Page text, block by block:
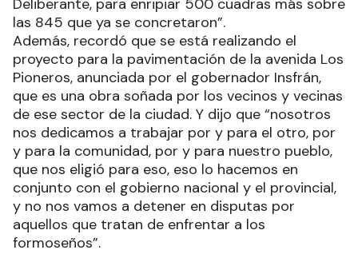
Deliberante, para enripiar 500 cuadras más sobre
las 845 que ya se concretaron”.
Además, recordó que se está realizando el
proyecto para la pavimentación de la avenida Los
Pioneros, anunciada por el gobernador Insfrán,
que es una obra soñada por los vecinos y vecinas
de ese sector de la ciudad. Y dijo que “nosotros
nos dedicamos a trabajar por y para el otro, por
y para la comunidad, por y para nuestro pueblo,
que nos eligió para eso, eso lo hacemos en
conjunto con el gobierno nacional y el provincial,
y no nos vamos a detener en disputas por
aquellos que tratan de enfrentar a los
formoseños”.